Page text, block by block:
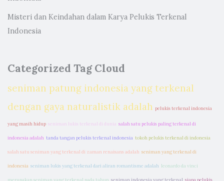
Misteri dan Keindahan dalam Karya Pelukis Terkenal
Indonesia
Categorized Tag Cloud
seniman patung indonesia yang terkenal
dengan gaya naturalistik adalah pelukis terkenal indonesia
yang masih hidup seniman lukis terkenal di dunia salah satu pelukis paling terkenal di
indonesia adalah tanda tangan pelukis terkenal indonesia tokoh pelukis terkenal di indonesia
salah satu seniman yang terkenal di zaman renaisans adalah seniman yang terkenal di
indonesia seniman lukis yang terkenal dari aliran romantisme adalah leonardo da vinci